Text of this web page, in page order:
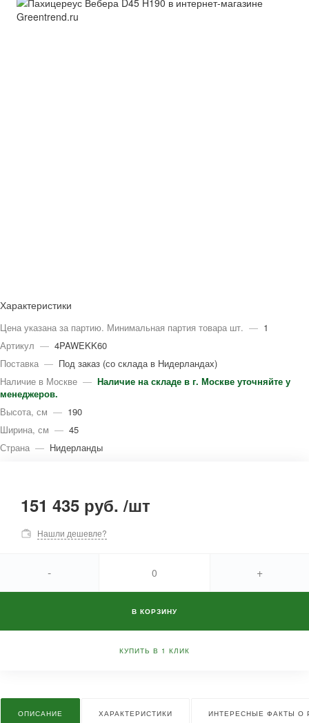
Характеристики
Цена указана за партию. Минимальная партия товара шт. — 1
Артикул — 4PAWEKK60
Поставка — Под заказ (со склада в Нидерландах)
Наличие в Москве — Наличие на складе в г. Москве уточняйте у
менеджеров.
Высота, см — 190
Ширина, см — 45
Страна — Нидерланды
151 435 руб. /шт
Нашли дешевле?
- +
В КОРЗИНУ
КУПИТЬ В 1 КЛИК
ОПИСАНИЕ ХАРАКТЕРИСТИКИ ИНТЕРЕСНЫЕ ФАКТЫ О